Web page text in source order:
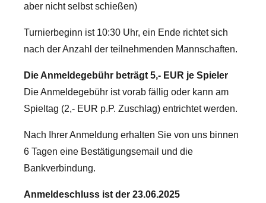
aber nicht selbst schießen)
Turnierbeginn ist 10:30 Uhr, ein Ende richtet sich
nach der Anzahl der teilnehmenden Mannschaften.
Die Anmeldegebühr beträgt 5,- EUR je Spieler
Die Anmeldegebühr ist vorab fällig oder kann am
Spieltag (2,- EUR p.P. Zuschlag) entrichtet werden.
Nach Ihrer Anmeldung erhalten Sie von uns binnen
6 Tagen eine Bestätigungsemail und die
Bankverbindung.
Anmeldeschluss ist der 23.06.2025